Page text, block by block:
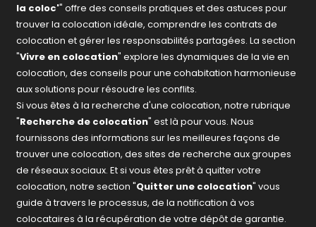
la coloc'" offre des conseils pratiques et des astuces pour
trouver la colocation idéale, comprendre les contrats de
colocation et gérer les responsabilités partagées. La section
"Vivre en colocation" explore les dynamiques de la vie en
colocation, des conseils pour une cohabitation harmonieuse
aux solutions pour résoudre les conflits.
Si vous êtes à la recherche d'une colocation, notre rubrique
"Recherche de colocation" est là pour vous. Nous
fournissons des informations sur les meilleures façons de
trouver une colocation, des sites de recherche aux groupes
de réseaux sociaux. Et si vous êtes prêt à quitter votre
colocation, notre section "Quitter une colocation" vous
guide à travers le processus, de la notification à vos
colocataires à la récupération de votre dépôt de garantie.